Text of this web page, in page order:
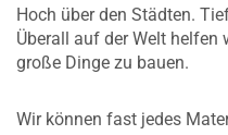
Hoch über den Städten.
Überall auf der Welt helfen
große Dinge zu bauen.
Wir können fast jedes